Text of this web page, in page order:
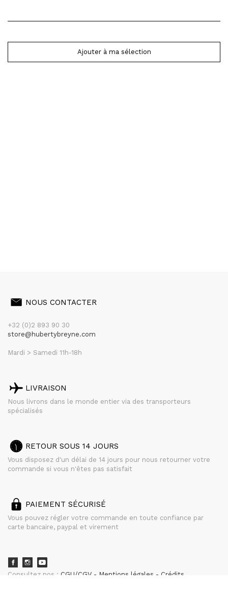
Ajouter à ma sélection
NOUS CONTACTER
+32 (0)2 893 90 30
store@hubertybreyne.com
Mardi > Samedi 11h-18h
LIVRAISON
Nous livrons dans le monde entier via des transporteurs
spécialisés
RETOUR SOUS 14 JOURS
Vous disposez d'un délai de 14 jours pour nous retourner votre
commande si vous n'êtes pas satisfait
PAIEMENT SÉCURISÉ
Vous pouvez régler votre commande en toute confiance par
carte bancaire, paypal et virement
Consultez nos : CGU/CGV Mentions légales
Crédits